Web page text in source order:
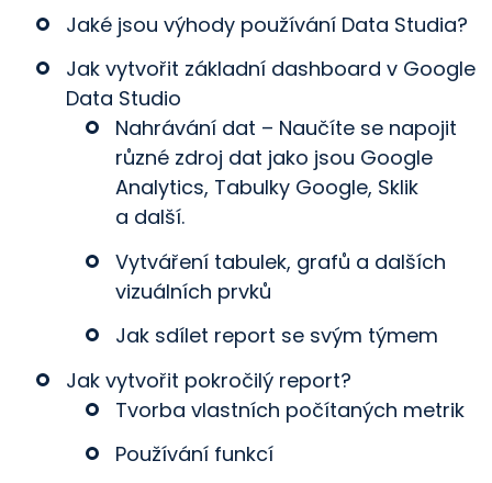
Jaké jsou výhody používání Data Studia?
Jak vytvořit základní dashboard v Google
Data Studio
Nahrávání dat – Naučíte se napojit
různé zdroj dat jako jsou Google
Analytics, Tabulky Google, Sklik
a další.
Vytváření tabulek, grafů a dalších
vizuálních prvků
Jak sdílet report se svým týmem
Jak vytvořit pokročilý report?
Tvorba vlastních počítaných metrik
Používání funkcí